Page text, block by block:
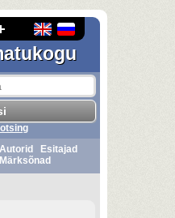
Autorid
Esitajad
Märksõnad